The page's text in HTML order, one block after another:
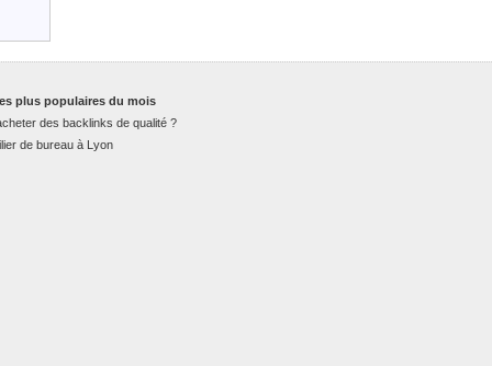
plus populaires du mois
des backlinks de qualité ?
de bureau à Lyon